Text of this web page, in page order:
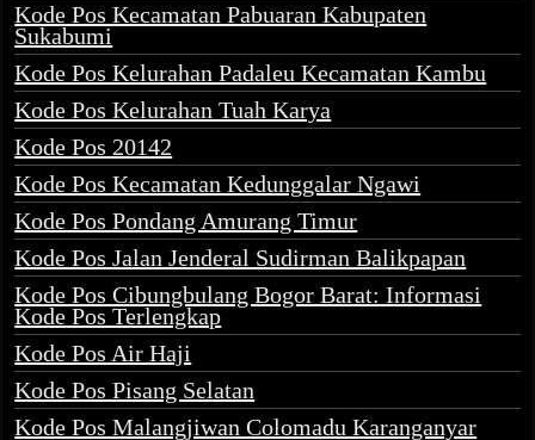
Kode Pos Kecamatan Pabuaran Kabupaten
Sukabumi
Kode Pos Kelurahan Padaleu Kecamatan Kambu
Kode Pos Kelurahan Tuah Karya
Kode Pos 20142
Kode Pos Kecamatan Kedunggalar Ngawi
Kode Pos Pondang Amurang Timur
Kode Pos Jalan Jenderal Sudirman Balikpapan
Kode Pos Cibungbulang Bogor Barat: Informasi
Kode Pos Terlengkap
Kode Pos Air Haji
Kode Pos Pisang Selatan
Kode Pos Malangjiwan Colomadu Karanganyar